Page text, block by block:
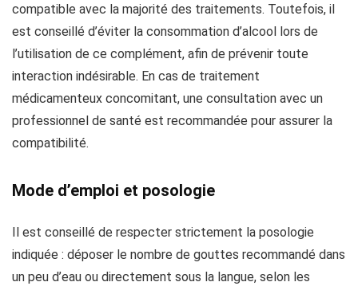
compatible avec la majorité des traitements. Toutefois, il
est conseillé d’éviter la consommation d’alcool lors de
l’utilisation de ce complément, afin de prévenir toute
interaction indésirable. En cas de traitement
médicamenteux concomitant, une consultation avec un
professionnel de santé est recommandée pour assurer la
compatibilité.
Mode d’emploi et posologie
Il est conseillé de respecter strictement la posologie
indiquée : déposer le nombre de gouttes recommandé dans
un peu d’eau ou directement sous la langue, selon les